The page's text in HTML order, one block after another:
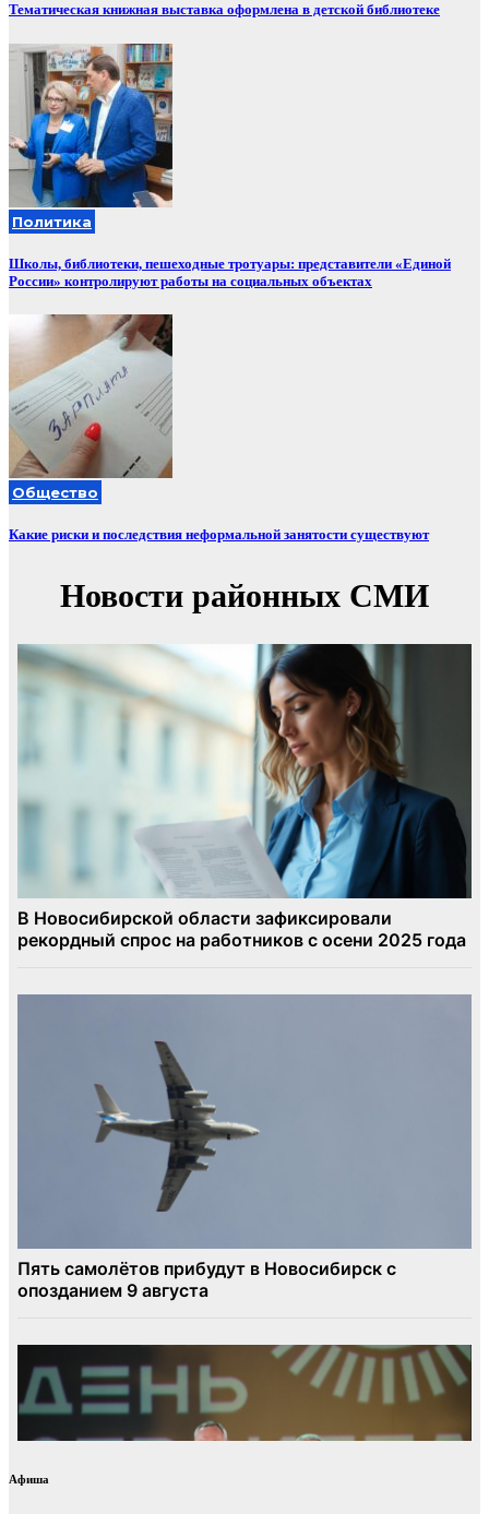
Тематическая книжная выставка оформлена в детской библиотеке
Политика
Школы, библиотеки, пешеходные тротуары: представители «Единой
России» контролируют работы на социальных объектах
Общество
Какие риски и последствия неформальной занятости существуют
Афиша